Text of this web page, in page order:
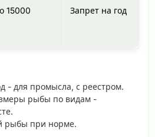
15000 Запрет на год
- для промысла, с реестром.
рыбы по видам -
рыбы при норме.